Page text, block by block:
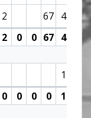
2 67 4
2 0 0 67 4
1
0 0 0 0 1